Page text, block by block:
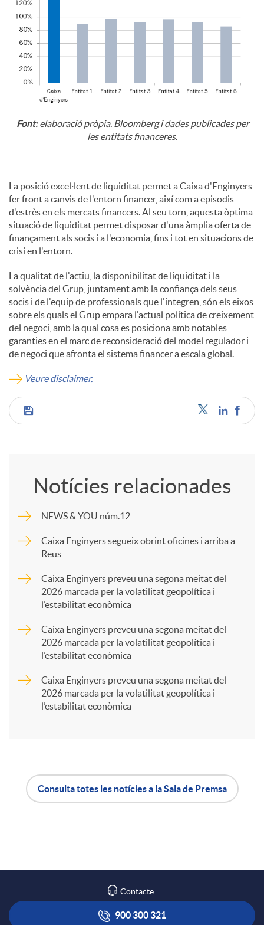
Font:elaboració pròpia. Bloomberg i dades publicades per
les entitats financeres.
La posició excel·lent de liquiditat permet a Caixa d'Enginyers
fer front a canvis de l'entorn financer, així com a episodis
d'estrès en els mercats financers. Al seu torn, aquesta òptima
situació de liquiditat permet disposar d'una àmplia oferta de
finançament als socis i a l'economia, fins i tot en situacions de
crisi en l'entorn.
La qualitat de l'actiu, la disponibilitat de liquiditat i la
solvència del Grup, juntament amb la confiança dels seus
socis i de l'equip de professionals que l'integren, són els eixos
sobre els quals el Grup empara l'actual política de creixement
del negoci, amb la qual cosa es posiciona amb notables
garanties en el marc de reconsideració del model regulador i
de negoci que afronta el sistema financer a escala global.
Veure disclaimer.
C
p
a
x
Notícies relacionades
NEWS & YOU núm.12
Caixa Enginyers segueix obrint oficines i arriba a
Reus
Caixa Enginyers preveu una segona meitat del
2026 marcada per la volatilitat geopolítica i
l’estabilitat econòmica
Caixa Enginyers preveu una segona meitat del
2026 marcada per la volatilitat geopolítica i
l’estabilitat econòmica
Caixa Enginyers preveu una segona meitat del
2026 marcada per la volatilitat geopolítica i
l’estabilitat econòmica
i
ó
Consulta totes les notícies a la Sala de Premsa
Contacte
900 300 321